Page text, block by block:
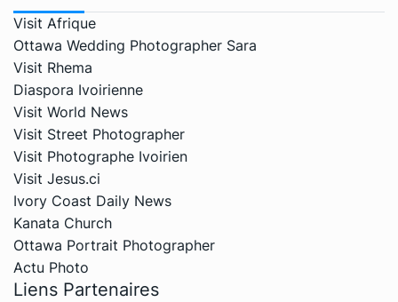
Visit Afrique
Ottawa Wedding Photographer Sara
Visit Rhema
Diaspora Ivoirienne
Visit World News
Visit Street Photographer
Visit Photographe Ivoirien
Visit Jesus.ci
Ivory Coast Daily News
Kanata Church
Ottawa Portrait Photographer
Actu Photo
Liens Partenaires